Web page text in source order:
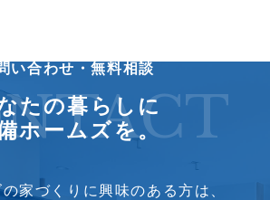
い合わせ・無料相談
たの暮らしに
ホームズを。
家づくりに興味のある方は、